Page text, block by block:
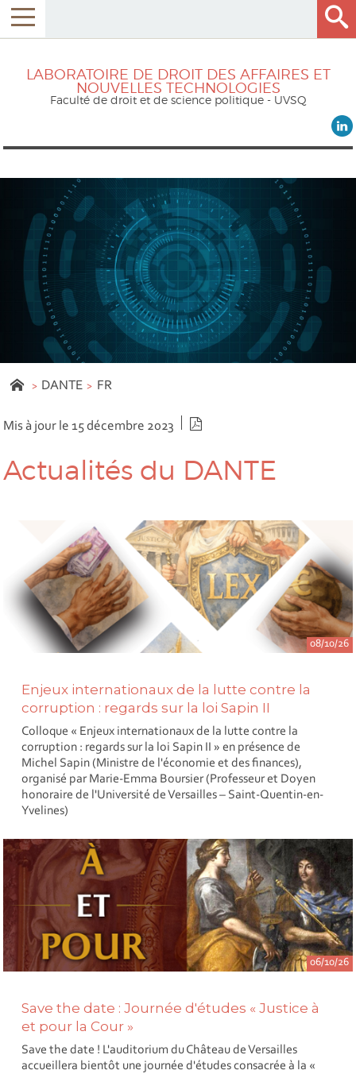
LABORATOIRE DE DROIT DES AFFAIRES ET
NOUVELLES TECHNOLOGIES
Faculté de droit et de science politique - UVSQ
DANTE FR
Mis à jour le 15 décembre 2023
Actualités du DANTE
08/10/26
Enjeux internationaux de la lutte contre la
corruption : regards sur la loi Sapin II
Colloque « Enjeux internationaux de la lutte contre la
corruption : regards sur la loi Sapin II » en présence de
Michel Sapin (Ministre de l'économie et des finances),
organisé par Marie-Emma Boursier (Professeur et Doyen
honoraire de l'Université de Versailles – Saint-Quentin-en-
Yvelines)
06/10/26
Save the date : Journée d'études « Justice à
et pour la Cour »
Save the date ! L'auditorium du Château de Versailles
accueillera bientôt une journée d'études consacrée à la «